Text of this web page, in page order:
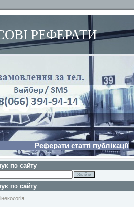
РЕФЕРАТИ
Реферати статті публікації
по сайту
по сайту